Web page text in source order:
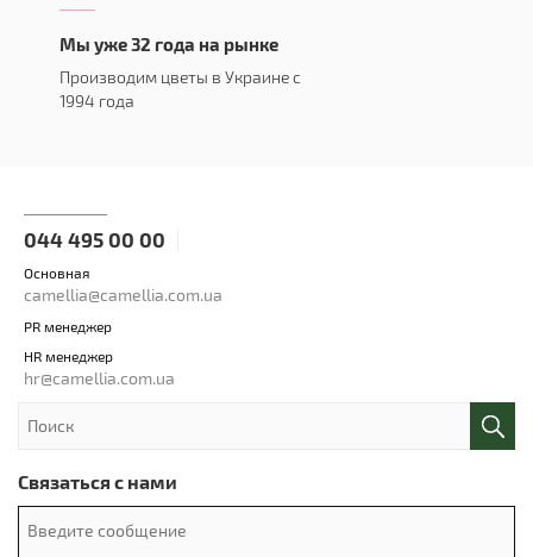
Мы уже 32 года на рынке
Производим цветы в Украине с
1994 года
044 495 00 00
Основная
camellia@camellia.com.ua
PR менеджер
HR менеджер
hr@camellia.com.ua
Связаться с нами